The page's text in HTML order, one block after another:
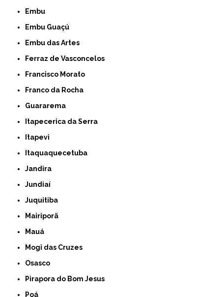
Embu
Embu Guaçú
Embu das Artes
Ferraz de Vasconcelos
Francisco Morato
Franco da Rocha
Guararema
Itapecerica da Serra
Itapevi
Itaquaquecetuba
Jandira
Jundiaí
Juquitiba
Mairiporã
Mauá
Mogi das Cruzes
Osasco
Pirapora do Bom Jesus
Poá